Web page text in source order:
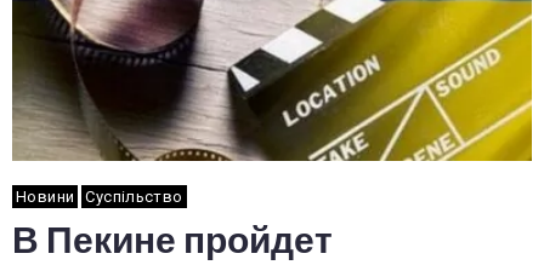
Новини Суспільство
В Пекине пройдет